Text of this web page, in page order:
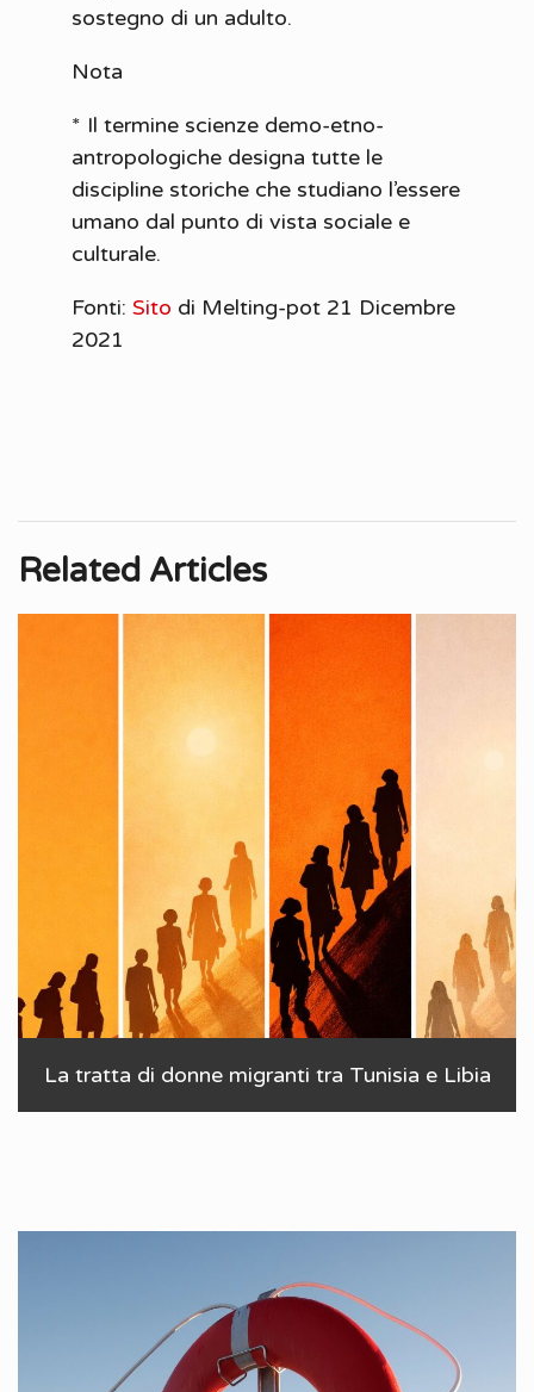
sostegno di un adulto.
Nota
* Il termine scienze demo-etno-
antropologiche designa tutte le
discipline storiche che studiano l’essere
umano dal punto di vista sociale e
culturale.
Fonti: Sito di Melting-pot 21 Dicembre
2021
Related Articles
La tratta di donne migranti tra Tunisia e Libia